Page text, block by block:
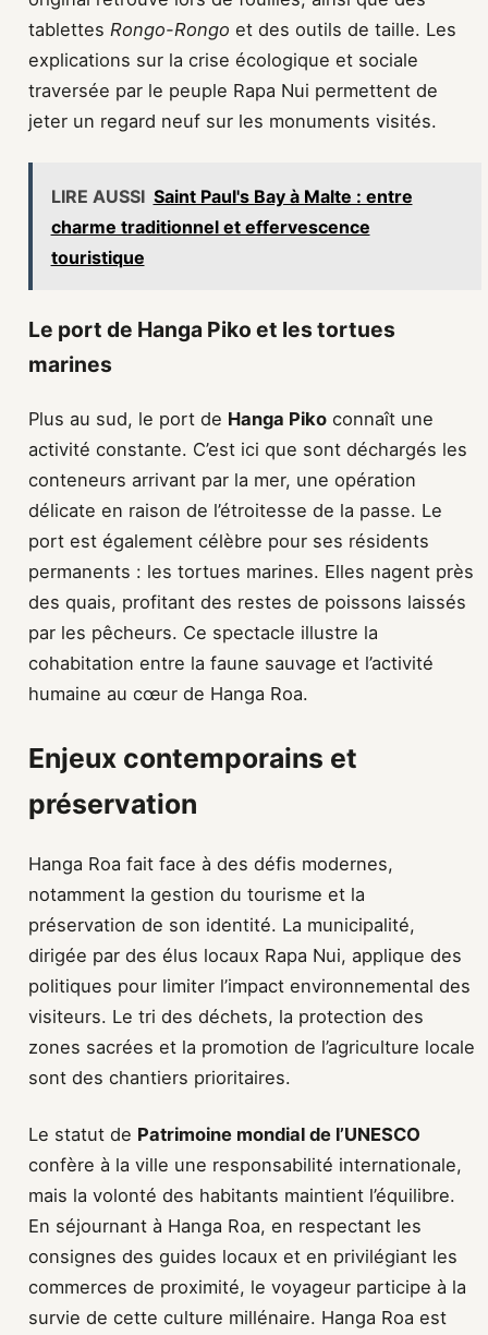
tablettes Rongo-Rongo et des outils de taille. Les
explications sur la crise écologique et sociale
traversée par le peuple Rapa Nui permettent de
jeter un regard neuf sur les monuments visités.
LIRE AUSSI Saint Paul's Bay à Malte : entre
charme traditionnel et effervescence
touristique
Le port de Hanga Piko et les tortues
marines
Plus au sud, le port de Hanga Piko connaît une
activité constante. C’est ici que sont déchargés les
conteneurs arrivant par la mer, une opération
délicate en raison de l’étroitesse de la passe. Le
port est également célèbre pour ses résidents
permanents : les tortues marines. Elles nagent près
des quais, profitant des restes de poissons laissés
par les pêcheurs. Ce spectacle illustre la
cohabitation entre la faune sauvage et l’activité
humaine au cœur de Hanga Roa.
Enjeux contemporains et
préservation
Hanga Roa fait face à des défis modernes,
notamment la gestion du tourisme et la
préservation de son identité. La municipalité,
dirigée par des élus locaux Rapa Nui, applique des
politiques pour limiter l’impact environnemental des
visiteurs. Le tri des déchets, la protection des
zones sacrées et la promotion de l’agriculture locale
sont des chantiers prioritaires.
Le statut de Patrimoine mondial de l’UNESCO
confère à la ville une responsabilité internationale,
mais la volonté des habitants maintient l’équilibre.
En séjournant à Hanga Roa, en respectant les
consignes des guides locaux et en privilégiant les
commerces de proximité, le voyageur participe à la
survie de cette culture millénaire. Hanga Roa est